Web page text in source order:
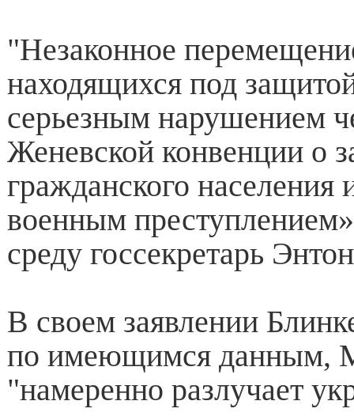
"Незаконное
находящихся под
серьезным нарушением
Женевской конвенции о
гражданского населения
военным
среду госсекретарь
В своем заявлении
по имеющимся данным,
"намеренно разлучает